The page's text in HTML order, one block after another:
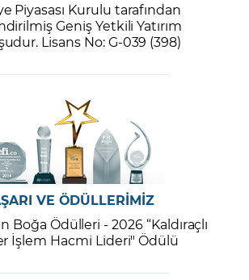
Piyasası Kurulu tarafından
Geniş Yetkili Yatırım
Lisans No: G-039 (398)
VE ÖDÜLLERİMİZ
Boğa Ödülleri - 2026 “Kaldıraçlı
İşlem Hacmi Lideri" Ödülü